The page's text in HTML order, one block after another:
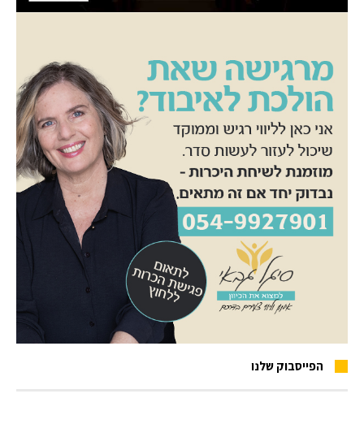
הפייסבוק שלנו